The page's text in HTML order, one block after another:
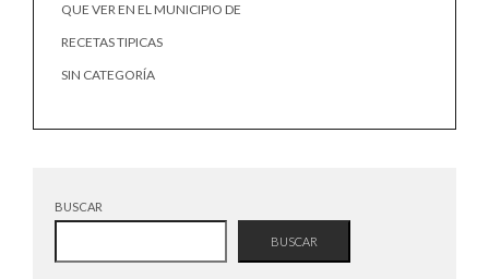
QUE VER EN EL MUNICIPIO DE
RECETAS TIPICAS
SIN CATEGORÍA
BUSCAR
BUSCAR